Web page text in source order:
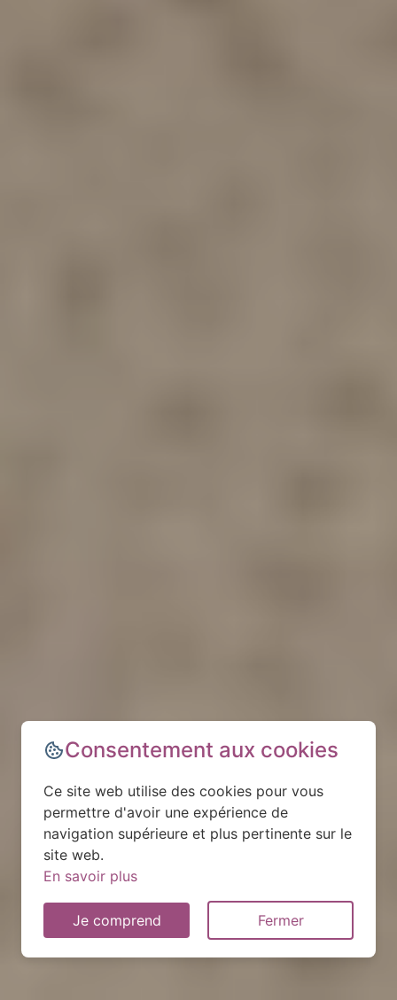
Consentement aux cookies
Ce site web utilise des cookies pour vous
permettre d'avoir une expérience de
navigation supérieure et plus pertinente sur le
site web.
En savoir plus
Je comprend Fermer